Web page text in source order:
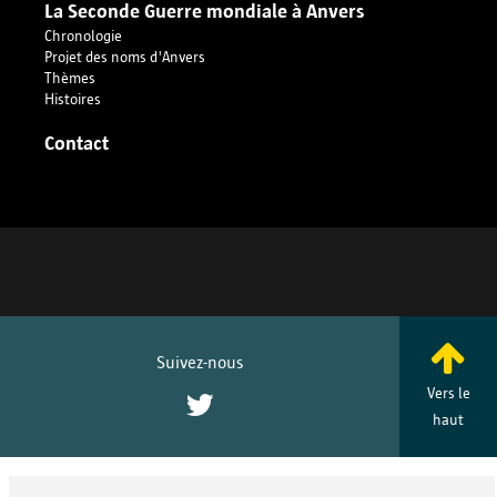
La Seconde Guerre mondiale à Anvers
Chronologie
Projet des noms d'Anvers
Thèmes
Histoires
Contact
Suivez-nous
Twitter
Vers le
haut